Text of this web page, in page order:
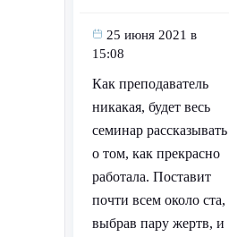
25 июня 2021 в
15:08
Как преподаватель
никакая, будет весь
семинар рассказывать
о том, как прекрасно
работала. Поставит
почти всем около ста,
выбрав пару жертв, и